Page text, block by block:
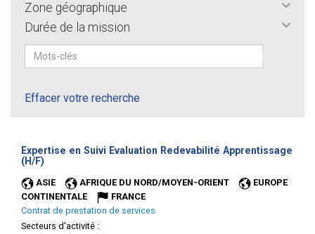
Zone géographique
Durée de la mission
Effacer votre recherche
Expertise en Suivi Evaluation Redevabilité Apprentissage
(H/F)
ASIE AFRIQUE DU NORD/MOYEN-ORIENT
EUROPE
CONTINENTALE
FRANCE
Contrat de prestation de services
Secteurs d'activité :